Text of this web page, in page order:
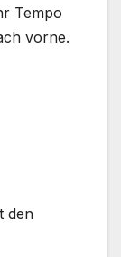
Tempo
vorne.
den